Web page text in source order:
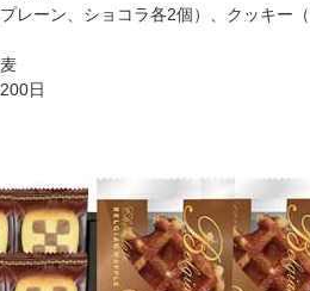
レーン、ショコラ各2個）、クッキー
日